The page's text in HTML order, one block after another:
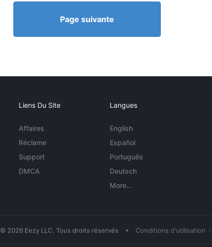
Page suivante
Liens Du Site
Affaires
Réclame
Support
DMCA
Langues
English
Español
Português
Deutsch
More...
© 2026 Eezy LLC. Tous droits réservés • Conditions d'utilisation